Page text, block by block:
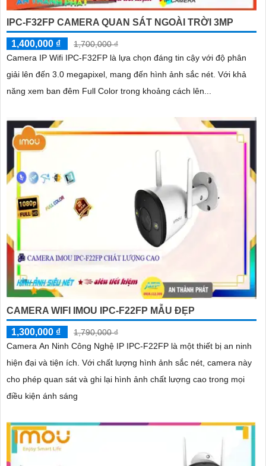
IPC-F32FP CAMERA QUAN SÁT NGOÀI TRỜI 3MP
1,400,000 ₫
1,700,000 ₫
Camera IP Wifi IPC-F32FP là lựa chọn đáng tin cậy với độ phân
giải lên đến 3.0 megapixel, mang đến hình ảnh sắc nét. Với khả
năng xem ban đêm Full Color trong khoảng cách lên...
CAMERA WIFI IMOU IPC-F22FP MẪU ĐẸP
1,300,000 ₫
1,790,000 ₫
Camera An Ninh Công Nghệ IP IPC-F22FP là một thiết bị an ninh
hiện đại và tiện ích. Với chất lượng hình ảnh sắc nét, camera này
cho phép quan sát và ghi lại hình ảnh chất lượng cao trong mọi
điều kiện ánh sáng